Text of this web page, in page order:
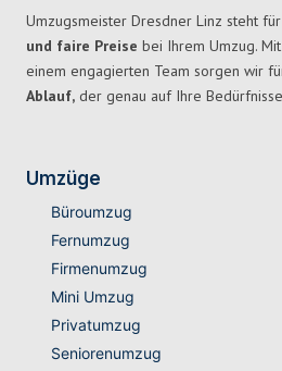
Umzugsmeister Dresdner Linz steht
und faire Preise bei Ihrem Umzug.
einem engagierten Team sorgen wir
Ablauf, der genau auf Ihre
Umzüge
Büroumzug
Fernumzug
Firmenumzug
Mini Umzug
Privatumzug
Seniorenumzug